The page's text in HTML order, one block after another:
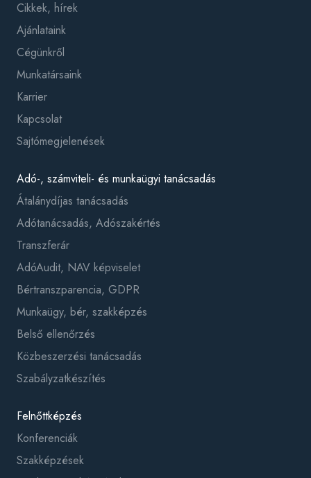
Cikkek, hírek
Ajánlataink
Cégünkről
Munkatársaink
Karrier
Kapcsolat
Sajtómegjelenések
Adó-, számviteli- és munkaügyi tanácsadás
Átalánydíjas tanácsadás
Adótanácsadás, Adószakértés
Transzferár
AdóAudit, NAV képviselet
Bértranszparencia, GDPR
Munkaügy, bér, szakképzés
Belső ellenőrzés
Közbeszerzési tanácsadás
Szabályzatkészítés
Felnőttképzés
Konferenciák
Szakképzések